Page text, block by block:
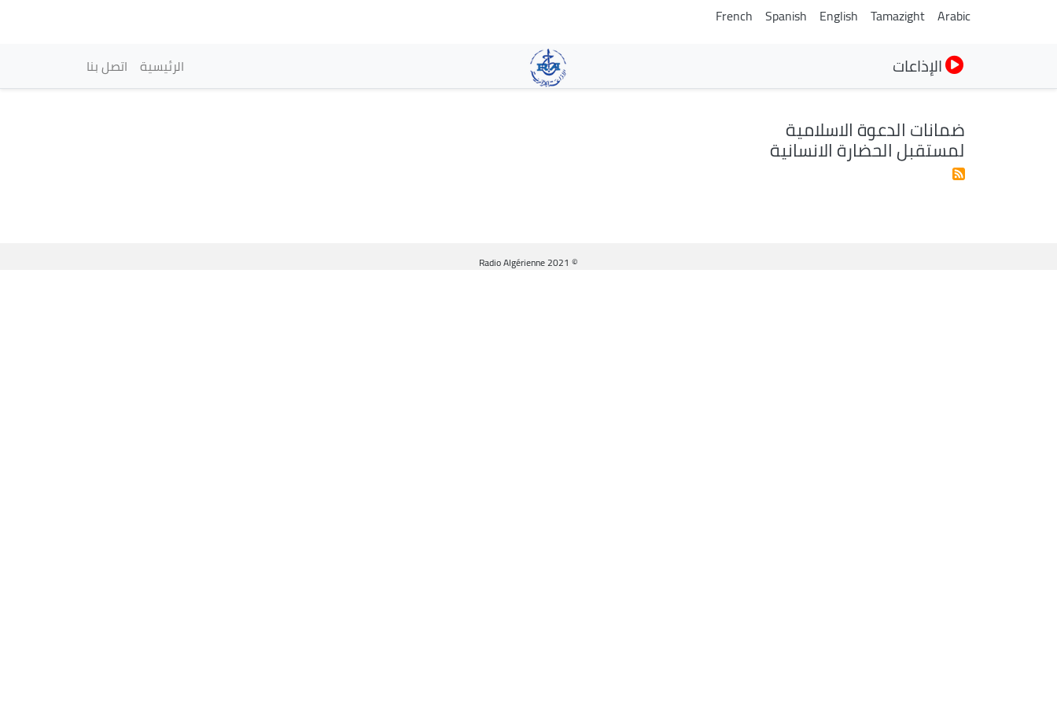
Arabic
Tamazight
English
Spanish
French
الإذاعات principale
الرئيسية اتصل بنا
ضمانات الدعوة الاسلامية
لمستقبل الحضارة الانسانية
© Radio Algérienne 2021